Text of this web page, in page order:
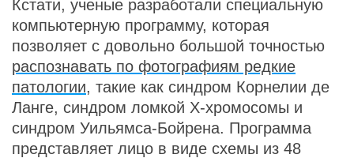
Кстати, ученые разработали специальную
компьютерную программу, которая
позволяет с довольно большой точностью
распознавать по фотографиям редкие
патологии, такие как синдром Корнелии де
Ланге, синдром ломкой Х-хромосомы и
синдром Уильямса-Бойрена. Программа
представляет лицо в виде схемы из 48